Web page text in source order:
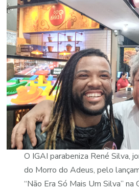
Silva,
jornalista
ativista
do
Morro
do
Adeus
O IGAI parabeniza René Silva,
do Morro do Adeus, pelo
“Não Era Só Mais Um Silva”